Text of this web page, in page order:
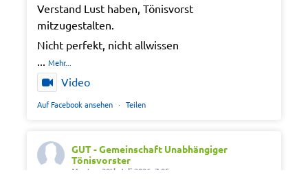
Verstand Lust haben, Tönisvorst
mitzugestalten.
Nicht perfekt, nicht allwissen
Mehr...
Video
Auf Facebook ansehen · Teilen
GUT - Gemeinschaft Unabhängiger
Tönisvorster
Montag 20th Juli 2026, 7:05